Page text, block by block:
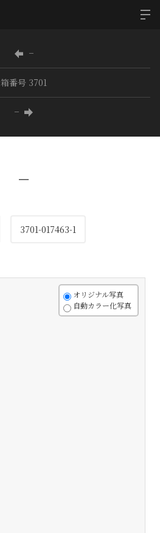
−
箱番号 3701
−
−
3701-017463-1
オリジナル写真
自動カラー化写真